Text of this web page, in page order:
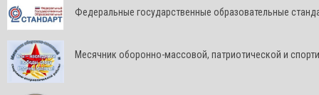
Федеральные государственные образовательные
Месячник оборонно-массовой, патриотической и